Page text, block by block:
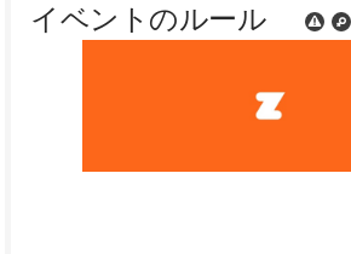
イベントのルール